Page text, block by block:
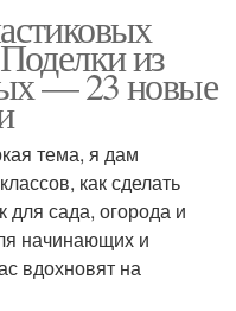
из
— 23 новые
тема, я дам
как сделать
для сада, огорода и
начинающих и
вдохновят на